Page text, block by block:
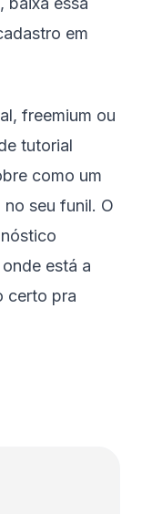
em
freemium ou
tutorial
como um
seu funil. O
está a
certo pra